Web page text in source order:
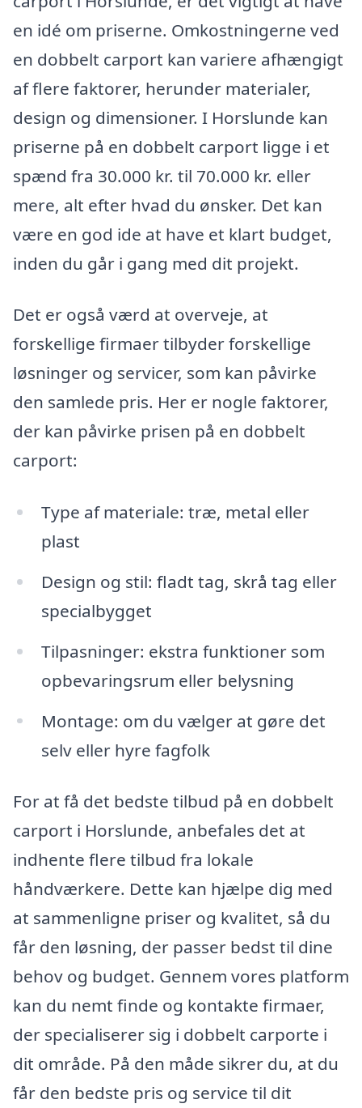
en idé om priserne. Omkostningerne ved
en dobbelt carport kan variere afhængigt
af flere faktorer, herunder materialer,
design og dimensioner. I Horslunde kan
priserne på en dobbelt carport ligge i et
spænd fra 30.000 kr. til 70.000 kr. eller
mere, alt efter hvad du ønsker. Det kan
være en god ide at have et klart budget,
inden du går i gang med dit projekt.
Det er også værd at overveje, at
forskellige firmaer tilbyder forskellige
løsninger og servicer, som kan påvirke
den samlede pris. Her er nogle faktorer,
der kan påvirke prisen på en dobbelt
carport:
Type af materiale: træ, metal eller
plast
Design og stil: fladt tag, skrå tag eller
specialbygget
Tilpasninger: ekstra funktioner som
opbevaringsrum eller belysning
Montage: om du vælger at gøre det
selv eller hyre fagfolk
For at få det bedste tilbud på en dobbelt
carport i Horslunde, anbefales det at
indhente flere tilbud fra lokale
håndværkere. Dette kan hjælpe dig med
at sammenligne priser og kvalitet, så du
får den løsning, der passer bedst til dine
behov og budget. Gennem vores platform
kan du nemt finde og kontakte firmaer,
der specialiserer sig i dobbelt carporte i
dit område. På den måde sikrer du, at du
får den bedste pris og service til dit